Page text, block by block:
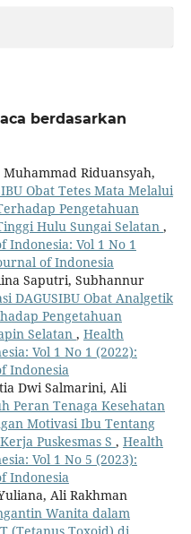
berdasarkan
Riduansyah,
Obat Tetes Mata Melalui
Pengetahuan
Hulu Sungai Selatan ,
Indonesia: Vol 1 No 1
of Indonesia
Saputri, Subhannur
DAGUSIBU Obat Analgetik
Pengetahuan
Selatan , Health
Vol 1 No 1 (2022):
Indonesia
Dwi Salmarini, Ali
Peran Tenaga Kesehatan
Motivasi Ibu Tentang
Puskesmas S , Health
Vol 1 No 5 (2023):
Indonesia
Ali Rakhman
Wanita dalam